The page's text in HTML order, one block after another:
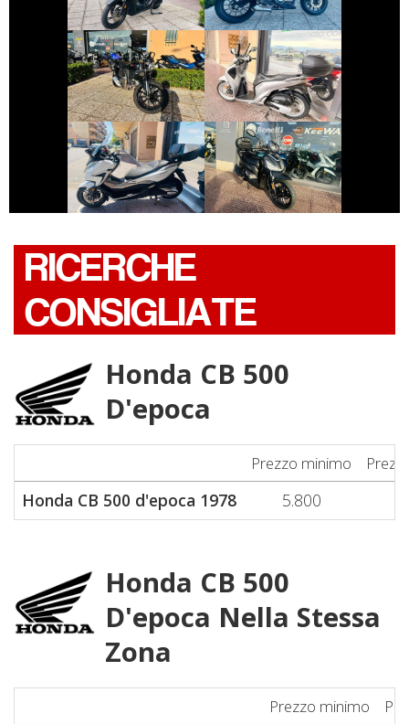
DUCATI
SCRAMBLER
€ 4.490 €
HONDA SH
€ 2.490 €
HONDA FORZA-
350
€ 4.250 €
SYM SYMPHONY
€ 2.490 €
RICERCHE
CONSIGLIATE
Honda CB 500
D'epoca
Prezzo minimo
Honda CB 500 d'epoca 1978 5.800
Honda CB 500
D'epoca Nella Stessa
Zona
Prezzo minimo